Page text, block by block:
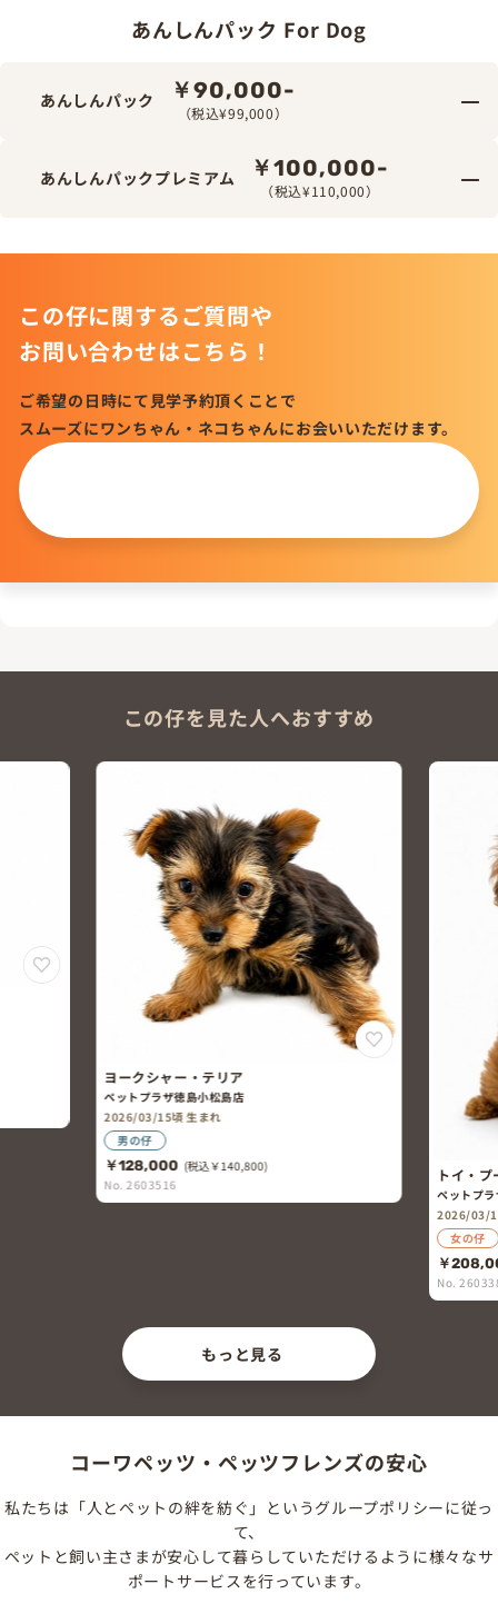
あんしんパック For Dog
あんしんパック ￥90,000-
（税込¥99,000）
あんしんパックプレミアム ￥100,000-
（税込¥110,000）
この仔に関するご質問や
お問い合わせはこちら！
ご希望の日時にて見学予約頂くことで
スムーズにワンちゃん・ネコちゃんにお会いいただけます。
この仔を見た人へおすすめ
ヨークシャー・テリア
ペットプラザ徳島小松島店
2026/03/15頃 生まれ
男の仔
￥128,000 (税込￥140,800)
No. 2603516
トイ・プ
ペットプ
2026/03/
女の仔
￥
No.
もっと見る
コーワペッツ・ペッツフレンズの安心
私たちは「人とペットの絆を紡ぐ」というグループポリシーに従っ
て、
ペットと飼い主さまが安心して暮らしていただけるように様々なサ
ポートサービスを行っています。